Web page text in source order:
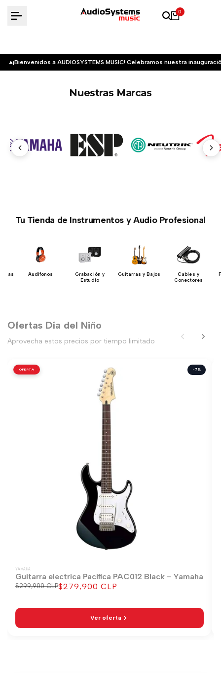
0
¡Bienvenidos a AUDIOSYSTEMS MUSIC! Celebramos nuestra
Nuestras Marcas
Tu Tienda de Instrumentos y Audio Profesional
Audífonos
Grabación y
Estudio
Guitarras y Bajos
Cables y
Conectores
Ofertas Día del Niño
Aprovecha estos precios por tiempo limitado
OFERTA -7%
YAMAHA
Guitarra electrica Pacifica PAC012 Black - Yamaha
Precio
$299,900 CLPPrecio
$279,900 CLP
Ver oferta